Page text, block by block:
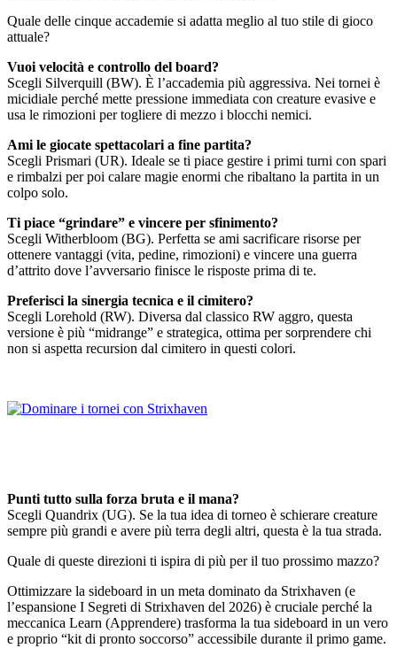
Quale delle cinque accademie si adatta meglio al tuo stile di gioco
attuale?
Vuoi velocità e controllo del board?
Scegli Silverquill (BW). È l’accademia più aggressiva. Nei tornei è
micidiale perché mette pressione immediata con creature evasive e
usa le rimozioni per togliere di mezzo i blocchi nemici.
Ami le giocate spettacolari a fine partita?
Scegli Prismari (UR). Ideale se ti piace gestire i primi turni con spari
e rimbalzi per poi calare magie enormi che ribaltano la partita in un
colpo solo.
Ti piace “grindare” e vincere per sfinimento?
Scegli Witherbloom (BG). Perfetta se ami sacrificare risorse per
ottenere vantaggi (vita, pedine, rimozioni) e vincere una guerra
d’attrito dove l’avversario finisce le risposte prima di te.
Preferisci la sinergia tecnica e il cimitero?
Scegli Lorehold (RW). Diversa dal classico RW aggro, questa
versione è più “midrange” e strategica, ottima per sorprendere chi
non si aspetta recursion dal cimitero in questi colori.
Punti tutto sulla forza bruta e il mana?
Scegli Quandrix (UG). Se la tua idea di torneo è schierare creature
sempre più grandi e avere più terra degli altri, questa è la tua strada.
Quale di queste direzioni ti ispira di più per il tuo prossimo mazzo?
Ottimizzare la sideboard in un meta dominato da Strixhaven (e
l’espansione I Segreti di Strixhaven del 2026) è cruciale perché la
meccanica Learn (Apprendere) trasforma la tua sideboard in un vero
e proprio “kit di pronto soccorso” accessibile durante il primo game.